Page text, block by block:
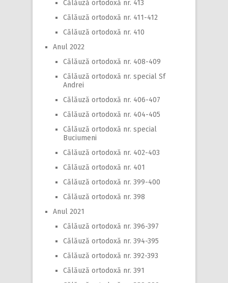
Călăuză ortodoxă nr. 413
Călăuză ortodoxă nr. 411-412
Călăuză ortodoxă nr. 410
Anul 2022
Călăuză ortodoxă nr. 408-409
Călăuză ortodoxă nr. special Sf
Andrei
Călăuză ortodoxă nr. 406-407
Călăuză ortodoxă nr. 404-405
Călăuză ortodoxă nr. special
Buciumeni
Călăuză ortodoxă nr. 402-403
Călăuză ortodoxă nr. 401
Călăuză ortodoxă nr. 399-400
Călăuză ortodoxă nr. 398
Anul 2021
Călăuză ortodoxă nr. 396-397
Călăuză ortodoxă nr. 394-395
Călăuză ortodoxă nr. 392-393
Călăuză ortodoxă nr. 391